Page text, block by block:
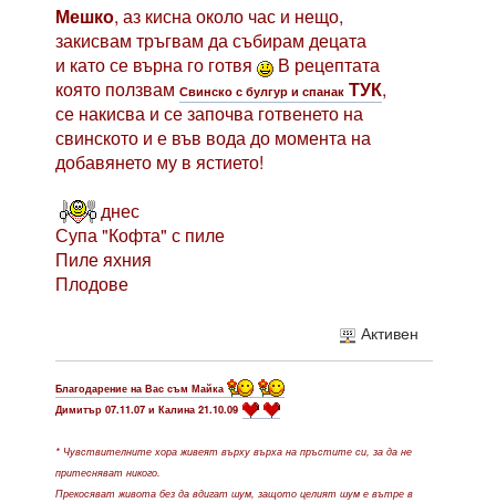
Мешко, аз кисна около час и нещо,
закисвам тръгвам да събирам децата
и като се върна го готвя
В рецептата
която ползвам Свинско с булгур и спанак ТУК,
се накисва и се започва готвенето на
свинското и е във вода до момента на
добавянето му в ястието!
днес
Супа "Кофта" с пиле
Пиле яхния
Плодове
Активен
Благодарение на Вас съм Майка
Димитър 07.11.07 и Калина 21.10.09
* Чувствителните хора живеят върху върха на пръстите си, за да не
притесняват никого.
Прекосяват живота без да вдигат шум, защото целият шум е вътре в